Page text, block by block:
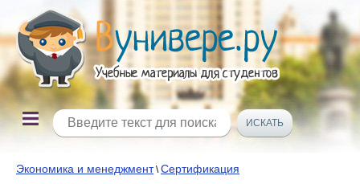
Экономика и менеджмент\Сертификация